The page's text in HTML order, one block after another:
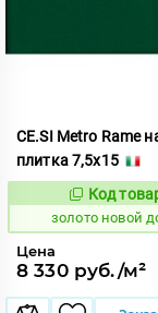
CE.SI Metro Rame
плитка 7,5x15
Код
золото новой
Цена
8 330 руб./м²